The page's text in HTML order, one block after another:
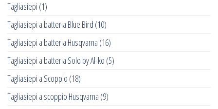
Tagliasiepi (1)
Tagliasiepi a batteria Blue Bird (10)
Tagliasiepi a batteria Husqvarna (16)
Tagliasiepi a batteria Solo by Al-ko (5)
Tagliasiepi a Scoppio (18)
Tagliasiepi a scoppio Husqvarna (9)